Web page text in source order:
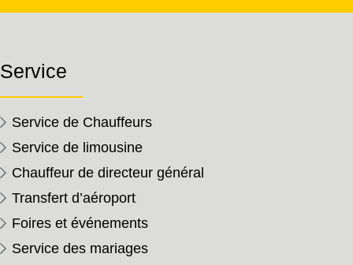
Service
Service de Chauffeurs
Service de limousine
Chauffeur de directeur général
Transfert d’aéroport
Foires et événements
Service des mariages